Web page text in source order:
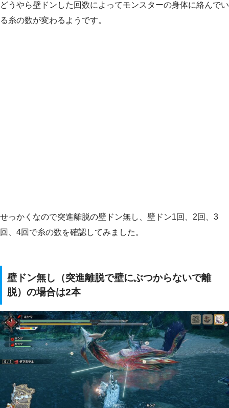
どうやら壁ドンした回数によってモンスターの身体に絡んでい
る糸の数が変わるようです。
せっかくなので突進離脱の壁ドン無し、壁ドン1回、2回、3
回、4回で糸の数を確認してみました。
壁ドン無し（突進離脱で壁にぶつからないで離
脱）の場合は2本